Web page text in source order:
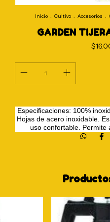
Inicio . Cultivo . Accesorios .
GARDEN
Especificaciones: 100%
Hojas de acero inoxidable.
uso confortable. Permite